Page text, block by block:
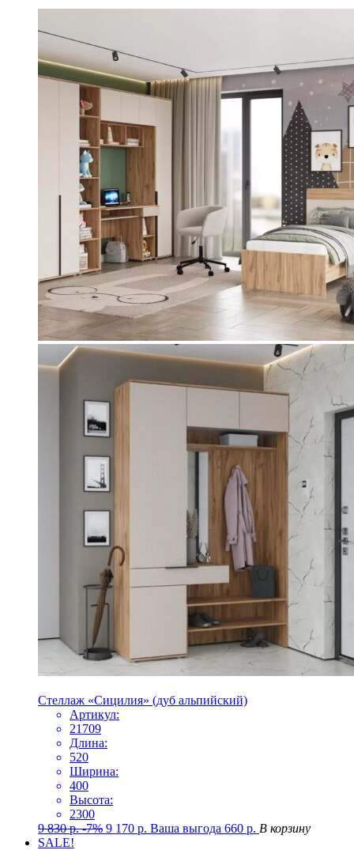
Стеллаж «Сицилия» (дуб альпийский)
Артикул:
21709
Длина:
520
Ширина:
400
Высота:
2300
9 830р. -7% 9 170 р. Ваша выгода 660 р. В корзину
SALE!